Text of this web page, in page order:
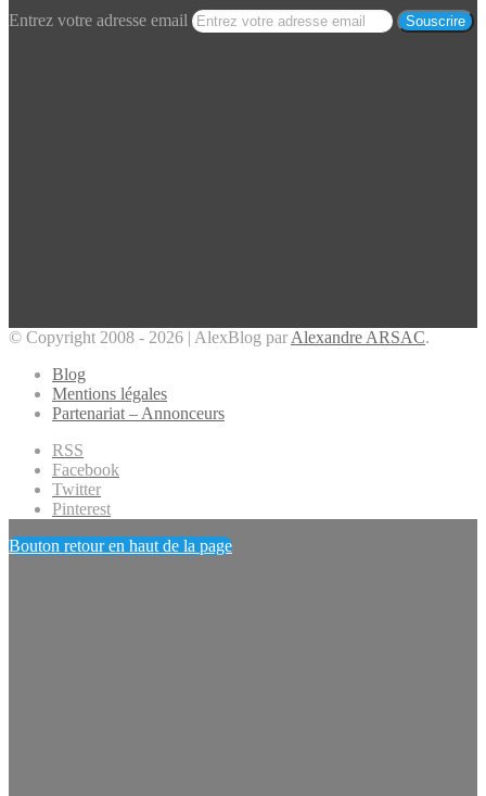
Entrez votre adresse email
© Copyright 2008 - 2026 | AlexBlog par Alexandre ARSAC.
Blog
Mentions légales
Partenariat – Annonceurs
RSS
Facebook
Twitter
Pinterest
Bouton retour en haut de la page